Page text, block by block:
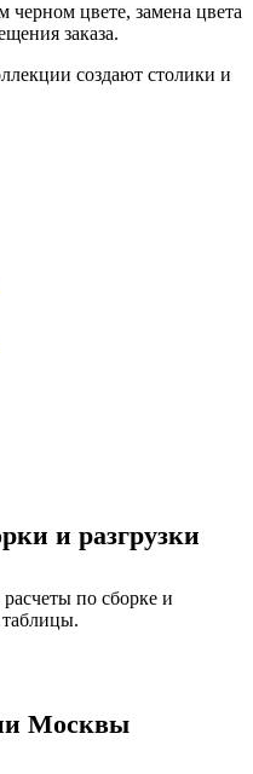
черном цвете, замена цвета
заказа.
создают столики и
и разгрузки
по сборке и
таблицы.
Москвы